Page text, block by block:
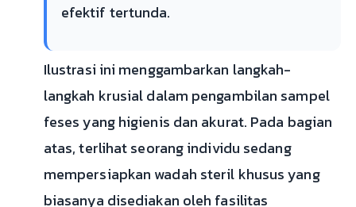
efektif tertunda.
Ilustrasi ini menggambarkan langkah-
langkah krusial dalam pengambilan sampel
feses yang higienis dan akurat. Pada bagian
atas, terlihat seorang individu sedang
mempersiapkan wadah steril khusus yang
biasanya disediakan oleh fasilitas